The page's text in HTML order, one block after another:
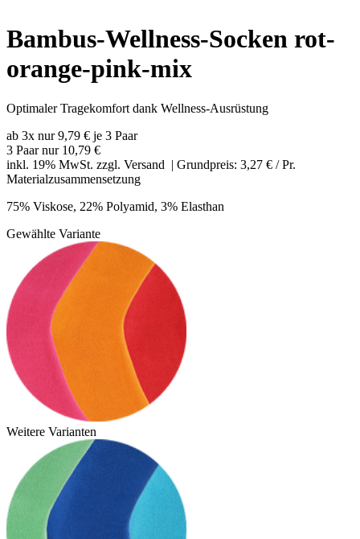
Bambus-Wellness-Socken rot-
orange-pink-mix
Optimaler Tragekomfort dank Wellness-Ausrüstung
ab 3x nur 9,79 € je 3 Paar
3 Paar nur 10,79 €
inkl. 19% MwSt. zzgl. Versand | Grundpreis: 3,27 € / Pr.
Materialzusammensetzung
75% Viskose, 22% Polyamid, 3% Elasthan
Gewählte Variante
Weitere Varianten